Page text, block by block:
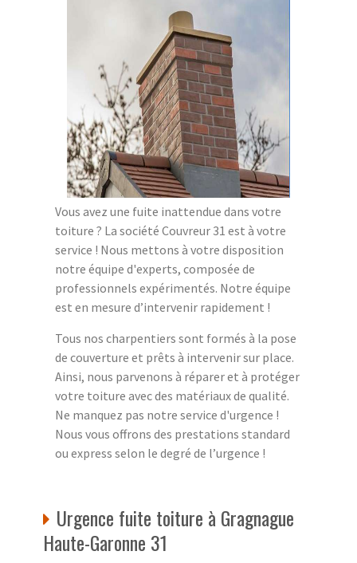
Vous avez une fuite inattendue dans votre
toiture ? La société Couvreur 31 est à votre
service ! Nous mettons à votre disposition
notre équipe d'experts, composée de
professionnels expérimentés. Notre équipe
est en mesure d’intervenir rapidement !
Tous nos charpentiers sont formés à la pose
de couverture et prêts à intervenir sur place.
Ainsi, nous parvenons à réparer et à protéger
votre toiture avec des matériaux de qualité.
Ne manquez pas notre service d'urgence !
Nous vous offrons des prestations standard
ou express selon le degré de l’urgence !
Urgence fuite toiture à Gragnague
Haute-Garonne 31